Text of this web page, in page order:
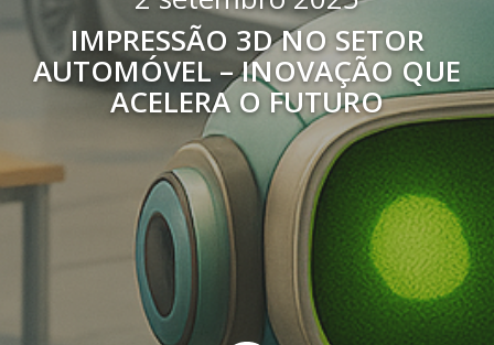
IMPRESSÃO 3D NO SETOR
AUTOMÓVEL – INOVAÇÃO QUE
ACELERA O FUTURO